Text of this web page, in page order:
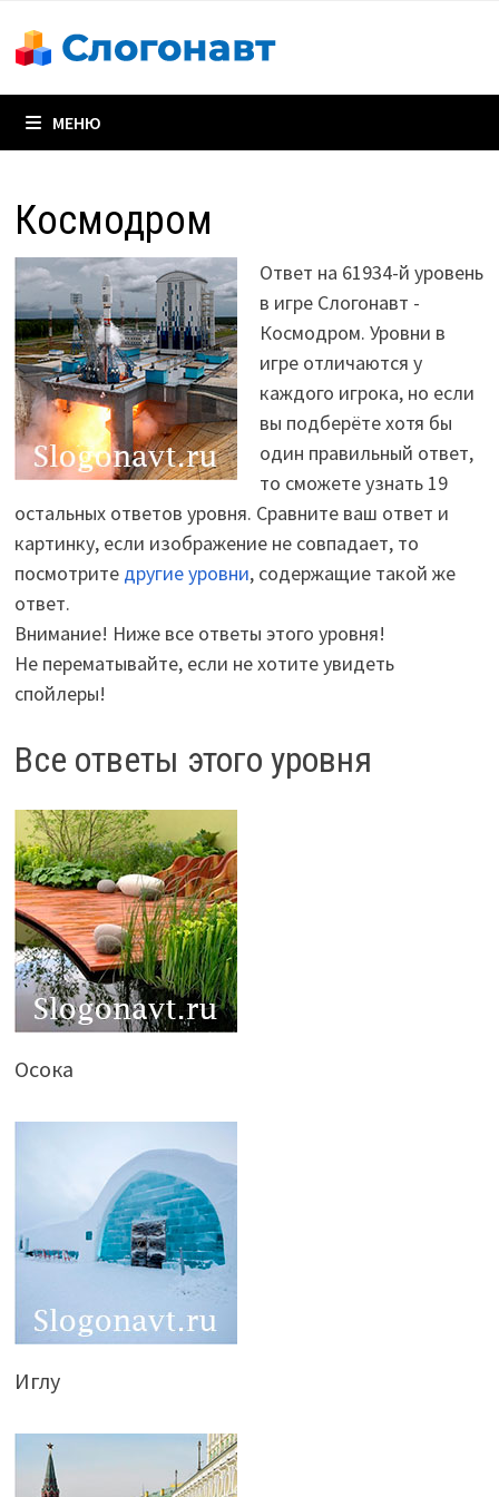
содержимому
МЕНЮ
Космодром
Ответ на 61934-й уровень
в игре Слогонавт -
Космодром. Уровни в
игре отличаются у
каждого игрока, но если
вы подберёте хотя бы
один правильный ответ,
то сможете узнать 19
остальных ответов уровня. Сравните ваш ответ и
картинку, если изображение не совпадает, то
посмотрите другие уровни, содержащие такой же
ответ.
Внимание! Ниже все ответы этого уровня!
Не перематывайте, если не хотите увидеть
спойлеры!
Все ответы этого уровня
Осока
Иглу